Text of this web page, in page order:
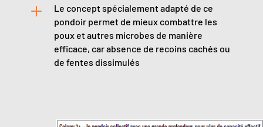
L
Le concept spécialement adapté de ce
pondoir permet de mieux combattre les
poux et autres microbes de manière
efficace, car absence de recoins cachés ou
de fentes dissimulés